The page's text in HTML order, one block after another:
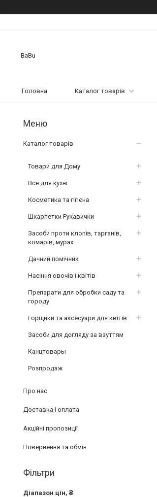
BaBu
Головна Каталог товарів
Каталог товарів
Товари для Дому
Все для кухні
Косметика та гігієна
Шкарпетки Рукавички
Засоби проти клопів, тарганів,
комарів, мурах
Дачний помічник
Насіння овочів і квітів
Препарати для обробки саду та
городу
Горщики та аксесуари для квітів
Засоби для догляду за взуттям
Канцтовары
Розпродаж
Про нас
Доставка і оплата
Акційні пропозиції
Повернення та обмін
Фільтри
Діапазон цін, ₴